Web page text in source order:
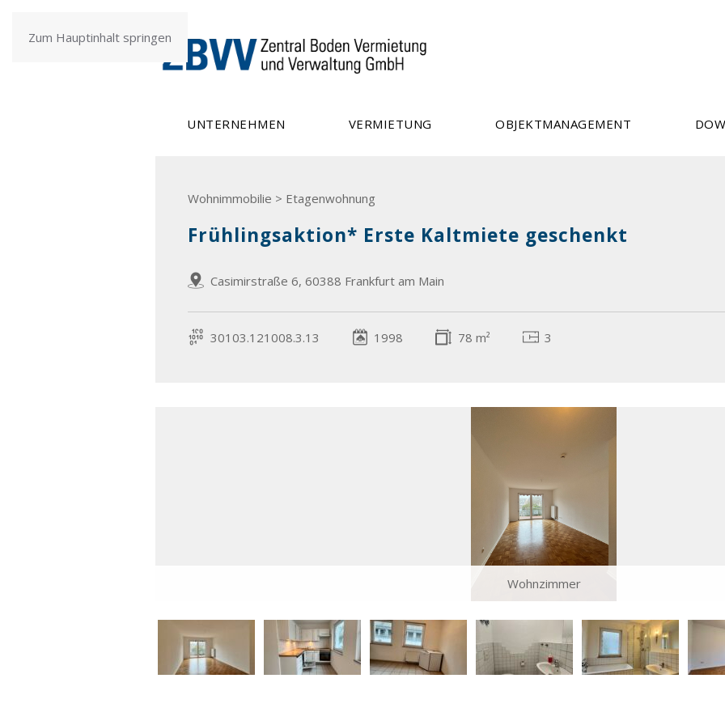
Zum Hauptinhalt springen
UNTERNEHMEN VERMIETUNG OBJEKTMANAGEMENT
Wohnimmobilie > Etagenwohnung
Frühlingsaktion* Erste Kaltmiete geschenkt
Casimirstraße 6, 60388 Frankfurt am Main
30103.121008.3.13 1998 78 m² 3
Wohnzimmer